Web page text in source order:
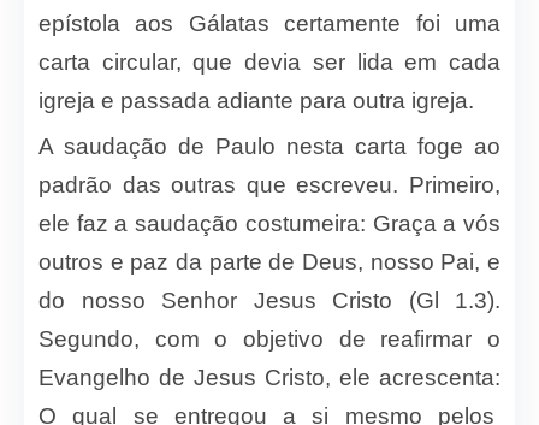
epístola aos Gálatas certamente foi uma
carta circular, que devia ser lida em cada
igreja e passada adiante para outra igreja.
A saudação de Paulo nesta carta foge ao
padrão das outras que escreveu. Primeiro,
ele faz a saudação costumeira: Graça a vós
outros e paz da parte de Deus, nosso Pai, e
do nosso Senhor Jesus Cristo (Gl 1.3).
Segundo, com o objetivo de reafirmar o
Evangelho de Jesus Cristo, ele acrescenta:
O qual se entregou a si mesmo pelos